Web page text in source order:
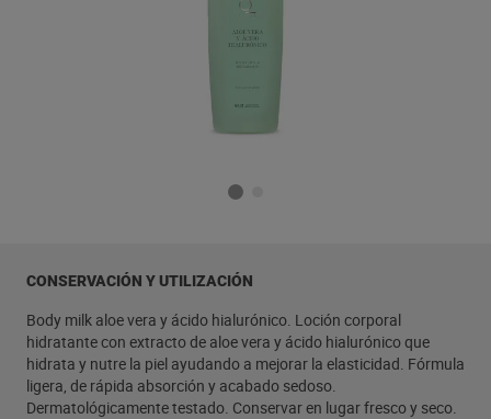
CONSERVACIÓN Y UTILIZACIÓN
Body milk aloe vera y ácido hialurónico. Loción corporal
hidratante con extracto de aloe vera y ácido hialurónico que
hidrata y nutre la piel ayudando a mejorar la elasticidad. Fórmula
ligera, de rápida absorción y acabado sedoso.
Dermatológicamente testado. Conservar en lugar fresco y seco.